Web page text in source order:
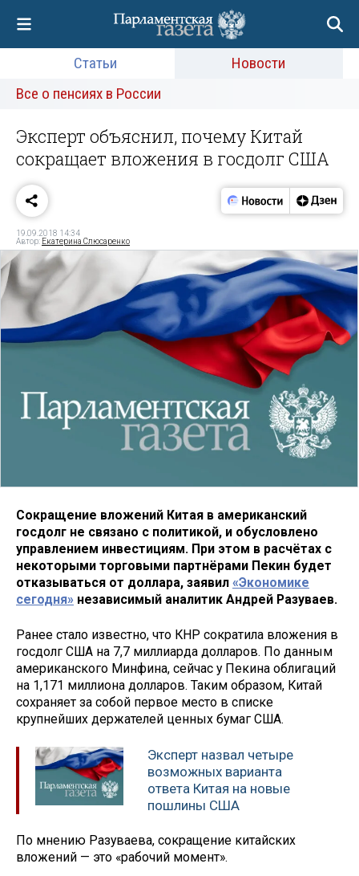
Статьи
Новости
Все о пенсиях в России
Эксперт объяснил, почему Китай
сокращает вложения в госдолг США
19.09.2018 14:34
Автор: Екатерина Слюсаренко
Сокращение вложений Китая в американский
госдолг не связано с политикой, и обусловлено
управлением инвестициям. При этом в расчётах с
некоторыми торговыми партнёрами Пекин будет
отказываться от доллара, заявил «Экономике
сегодня» независимый аналитик Андрей Разуваев.
Ранее стало известно, что КНР сократила вложения в
госдолг США на 7,7 миллиарда долларов. По данным
американского Минфина, сейчас у Пекина облигаций
на 1,171 миллиона долларов. Таким образом, Китай
сохраняет за собой первое место в списке
крупнейших держателей ценных бумаг США.
Эксперт назвал четыре
возможных варианта
ответа Китая на новые
пошлины США
По мнению Разуваева, сокращение китайских
вложений — это «рабочий момент».